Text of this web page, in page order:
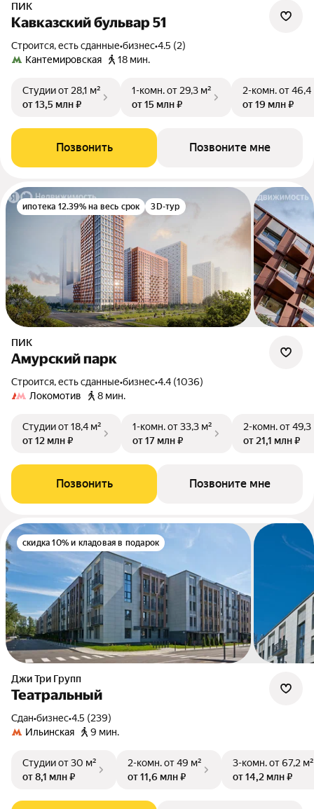
ПИК
Кавказский бульвар 51
Строится, есть сданные•бизнес•4.5 (2)
Кантемировская
18 мин.
Студииот 28,1 м²
от 13,5 млн ₽
1-комн.от 29,3 м²
от 15 млн ₽
2-комн.от 46,4
от 19 млн ₽
Позвонить Позвоните мне
ипотека 12.39% на весь срок 3D-тур
ПИК
Амурский парк
Строится, есть сданные•бизнес•4.4 (1036)
Локомотив
8 мин.
Студииот 18,4 м²
от 12 млн ₽
1-комн.от 33,3 м²
от 17 млн ₽
2-комн.от 49,3
от 21,1 млн ₽
Позвонить Позвоните мне
скидка 10% и кладовая в подарок
Джи Три Групп
Театральный
Сдан•бизнес•4.5 (239)
Ильинская
9 мин.
Студииот 30 м²
от 8,1 млн ₽
2-комн.от 49 м²
от 11,6 млн ₽
3-комн.от 67,2 м²
от 14,2 млн ₽